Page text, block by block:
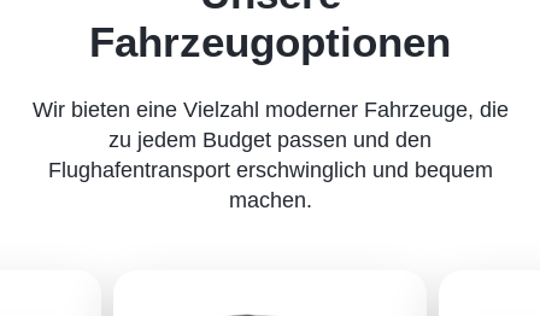
Fahrzeugoptionen
Wir bieten eine Vielzahl moderner Fahrzeuge, die
zu jedem Budget passen und den
Flughafentransport erschwinglich und bequem
machen.